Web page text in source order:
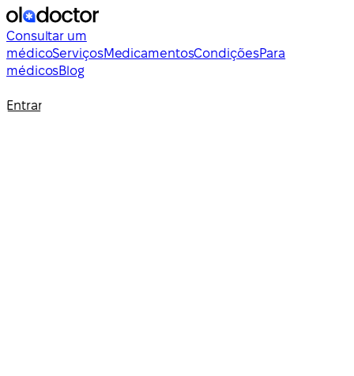
Consultar um
médicoServiçosMedicamentosCondiçõesPara
médicosBlog
Entrar